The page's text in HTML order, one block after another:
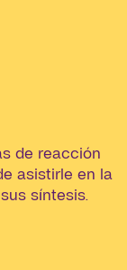
de reacción
asistirle en la
síntesis.